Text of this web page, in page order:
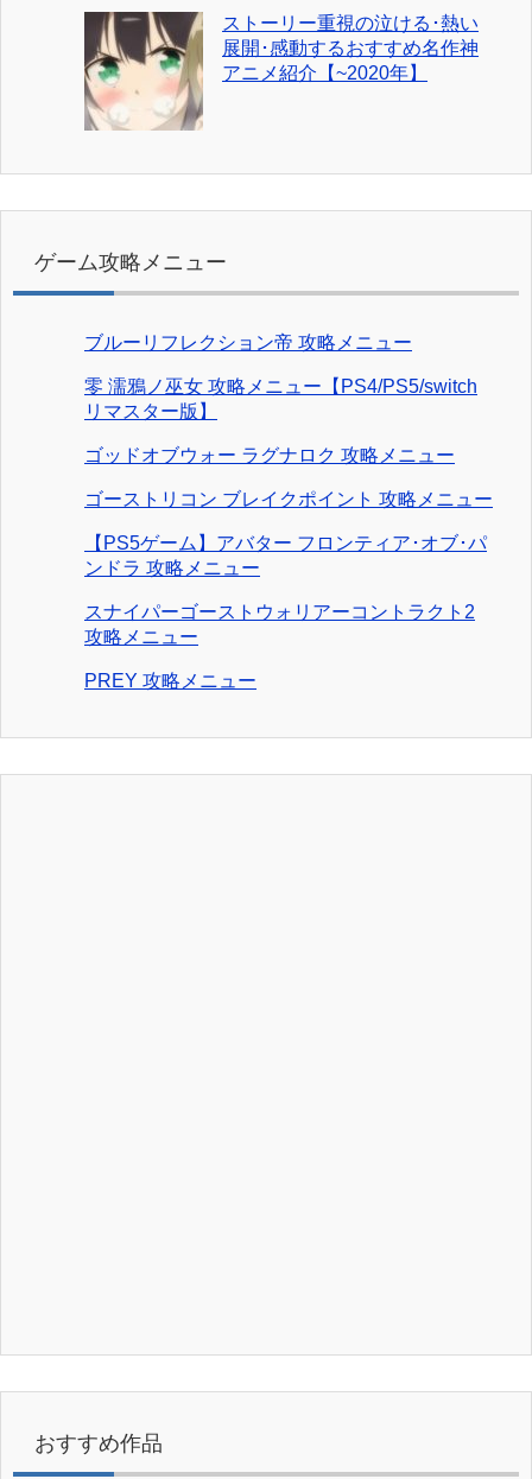
ストーリー重視の泣ける･熱い
展開･感動するおすすめ名作神
アニメ紹介【~2020年】
ゲーム攻略メニュー
ブルーリフレクション帝 攻略メニュー
零 濡鴉ノ巫女 攻略メニュー【PS4/PS5/switch
リマスター版】
ゴッドオブウォー ラグナロク 攻略メニュー
ゴーストリコン ブレイクポイント 攻略メニュー
【PS5ゲーム】アバター フロンティア･オブ･パ
ンドラ 攻略メニュー
スナイパーゴーストウォリアーコントラクト2
攻略メニュー
PREY 攻略メニュー
おすすめ作品